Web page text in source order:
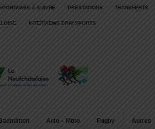
À SUIVRE PRESTATIONS TRANSFERTS
INTERVIEWS BRAYSPORTS
Badminton Auto – Moto Rugby Autres